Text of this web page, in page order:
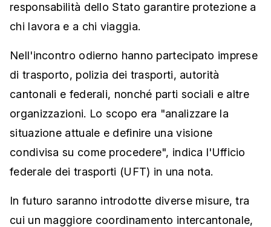
responsabilità dello Stato garantire protezione a
chi lavora e a chi viaggia.
Nell'incontro odierno hanno partecipato imprese
di trasporto, polizia dei trasporti, autorità
cantonali e federali, nonché parti sociali e altre
organizzazioni. Lo scopo era "analizzare la
situazione attuale e definire una visione
condivisa su come procedere", indica l'Ufficio
federale dei trasporti (UFT) in una nota.
In futuro saranno introdotte diverse misure, tra
cui un maggiore coordinamento intercantonale,